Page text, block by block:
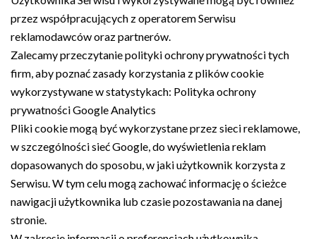
przez współpracujących z operatorem Serwisu
reklamodawców oraz partnerów.
Zalecamy przeczytanie polityki ochrony prywatności tych
firm, aby poznać zasady korzystania z plików cookie
wykorzystywane w statystykach: Polityka ochrony
prywatności Google Analytics
Pliki cookie mogą być wykorzystane przez sieci reklamowe,
w szczególności sieć Google, do wyświetlenia reklam
dopasowanych do sposobu, w jaki użytkownik korzysta z
Serwisu. W tym celu mogą zachować informację o ścieżce
nawigacji użytkownika lub czasie pozostawania na danej
stronie.